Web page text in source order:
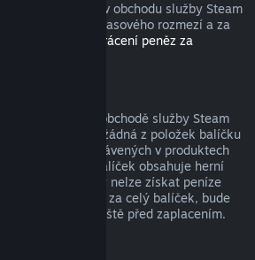
zakoupeného v obchodu služby Steam
peněz v rámci časového rozmezí a za
Podmínkách vrácení peněz za
zakoupený v obchodě služby Steam
pokud nebyla žádná z položek balíčku
součet hodin strávených v produktech
hodiny. Pokud balíček obsahuje herní
obsah, za který nelze získat peníze
získat peníze ani za celý balíček, bude
upozorněn ještě před zaplacením.